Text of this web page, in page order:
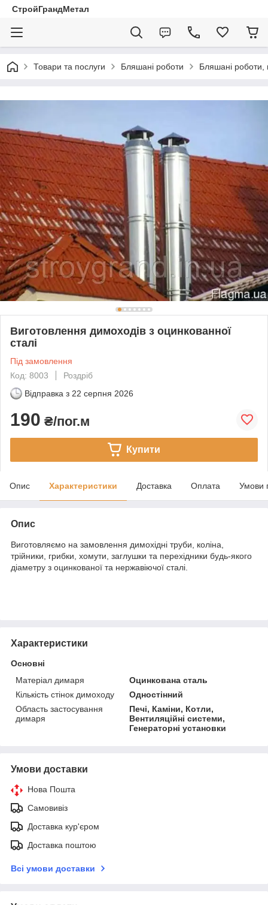
СтройГрандМетал
Товари та послуги Бляшані роботи Бляшані роботи,
Виготовлення димоходів з оцинкованної
сталі
Під замовлення
Код: 8003
Роздріб
Відправка з 22 серпня 2026
190 ₴/пог.м
Купити
Опис Характеристики Доставка Оплата Умови
Опис
Виготовляємо на замовлення димохідні труби, коліна,
трійники, грибки, хомути, заглушки та перехідники будь-якого
діаметру з оцинкованої та нержавіючої сталі.
Характеристики
Основні
Матеріал димаря
Оцинкована сталь
Кількість стінок димоходу
Одностінний
Область застосування
димаря
Печі, Каміни, Котли,
Вентиляційні системи,
Генераторні установки
Умови доставки
Нова Пошта
Самовивіз
Доставка кур'єром
Доставка поштою
Всі умови доставки